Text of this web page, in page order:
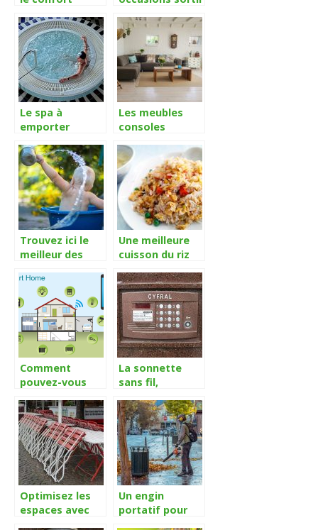
passer de bons
moments
télescopique ?
Le spa à
emporter
voulez
Les meubles
consoles
Trouvez ici le
meilleur des
pour votre
bébé!
Une meilleure
cuisson du riz
riz
Comment
pouvez-vous
alarme
connectée?
La sonnette
sans fil,
innovatrice de
sonnerie
Optimisez les
espaces avec
Un engin
portatif pour